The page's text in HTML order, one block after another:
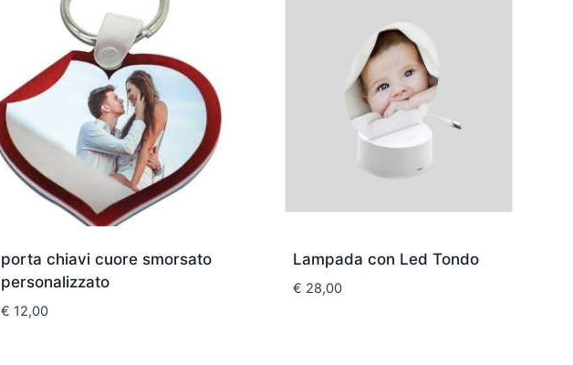
porta chiavi cuore smorsato
personalizzato
€ 12,00
Lampada con Led Tondo
€ 28,00